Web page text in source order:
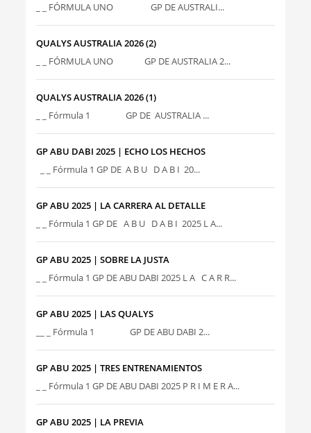
_ _ FÓRMULA UNO GP DE AUSTRALI...
QUALYS AUSTRALIA 2026 (2)
_ _ FÓRMULA UNO GP DE AUSTRALIA 2...
QUALYS AUSTRALIA 2026 (1)
_ _ Fórmula 1 GP DE AUSTRALIA ...
GP ABU DABI 2025 | ECHO LOS HECHOS
_ _ Fórmula 1 GP DE A B U D A B I 20...
GP ABU 2025 | LA CARRERA AL DETALLE
_ _ Fórmula 1 GP DE A B U D A B I 2025 L A...
GP ABU 2025 | SOBRE LA JUSTA
_ _ Fórmula 1 GP DE ABU DABI 2025 L A C A R R...
GP ABU 2025 | LAS QUALYS
__ _ Fórmula 1 GP DE ABU DABI 2...
GP ABU 2025 | TRES ENTRENAMIENTOS
_ _ Fórmula 1 GP DE ABU DABI 2025 P R I M E R A...
GP ABU 2025 | LA PREVIA